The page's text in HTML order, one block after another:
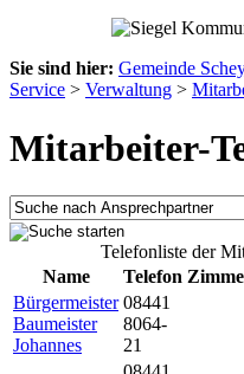
Sie sind hier: Gemeinde
Service > Verwaltung >
Mitarbeiter-
Telefonliste der
Name
Telefon
Bürgermeister
Baumeister
Johannes
08441
8064-
21